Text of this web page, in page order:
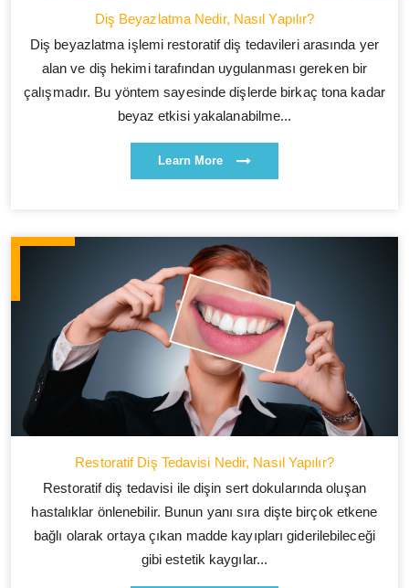
Diş Beyazlatma Nedir, Nasıl Yapılır?
Diş beyazlatma işlemi restoratif diş tedavileri arasında yer
alan ve diş hekimi tarafından uygulanması gereken bir
çalışmadır. Bu yöntem sayesinde dişlerde birkaç tona kadar
beyaz etkisi yakalanabilme...
Learn More
Restoratif Diş Tedavisi Nedir, Nasıl Yapılır?
Restoratif diş tedavisi ile dişin sert dokularında oluşan
hastalıklar önlenebilir. Bunun yanı sıra dişte birçok etkene
bağlı olarak ortaya çıkan madde kayıpları giderilebileceği
gibi estetik kaygılar...